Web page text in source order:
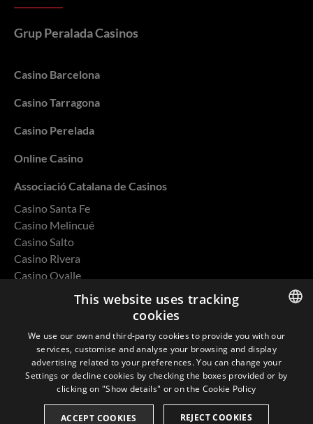
Grup Peralada Casinos
Casino Barcelona
Casino Tarragona
Casino Perelada
Online Casino
Associació Catalana de Casinos
Casino Santa Fe
Casino Melincué
Casino Salto
Casino Rivera
Casino Ovalle
Privacy Policy
Cookies
Environmental and Quality Policy
ENGLISH
SPANISH
CATALAN
FRENCH
This website uses tracking
cookies
We use our own and third-party cookies to provide you with our
services, customise and analyse your browsing and display
advertising related to your preferences. You can change your
Settings or decline cookies by checking the boxes provided or by
clicking on "Show details" or on the Cookie Policy
ACCEPT COOKIES REJECT COOKIES